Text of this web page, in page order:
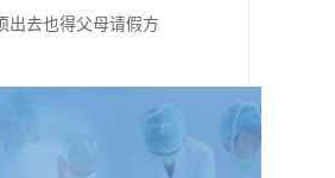
出去也得父母请假方